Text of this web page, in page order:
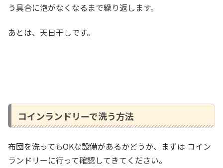
う具合に泡がなくなるまで繰り返します。
あとは、天日干しです。
コインランドリーで洗う方法
布団を洗ってもOKな設備があるかどうか、まずは コイン
ランドリーに行って確認してきてください。